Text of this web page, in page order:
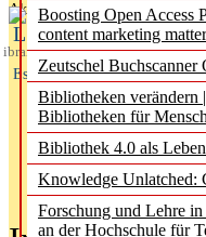
Boosting Open Access
content marketing
Zeutschel
Bibliotheken verändern
Bibliotheken für
Bibliothek 4.0 als
Knowledge Unlatched:
Forschung und Lehre
an der Hochschule für
Aktuelles aus
L
ibrary
Essentials